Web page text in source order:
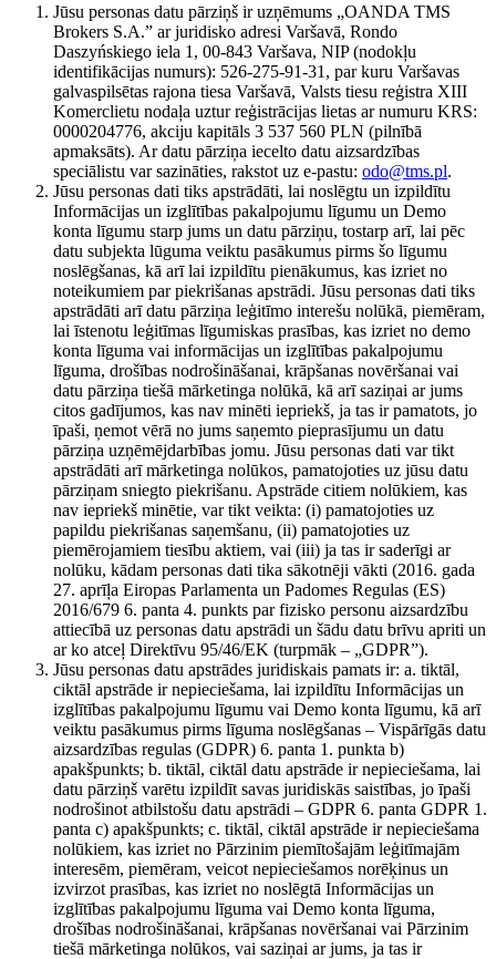
Jūsu personas datu pārziņš ir uzņēmums „OANDA TMS
Brokers S.A.” ar juridisko adresi Varšavā, Rondo
Daszyńskiego iela 1, 00-843 Varšava, NIP (nodokļu
identifikācijas numurs): 526-275-91-31, par kuru Varšavas
galvaspilsētas rajona tiesa Varšavā, Valsts tiesu reģistra XIII
Komerclietu nodaļa uztur reģistrācijas lietas ar numuru KRS:
0000204776, akciju kapitāls 3 537 560 PLN (pilnībā
apmaksāts). Ar datu pārziņa iecelto datu aizsardzības
speciālistu var sazināties, rakstot uz e-pastu: odo@tms.pl.
Jūsu personas dati tiks apstrādāti, lai noslēgtu un izpildītu
Informācijas un izglītības pakalpojumu līgumu un Demo
konta līgumu starp jums un datu pārziņu, tostarp arī, lai pēc
datu subjekta lūguma veiktu pasākumus pirms šo līgumu
noslēgšanas, kā arī lai izpildītu pienākumus, kas izriet no
noteikumiem par piekrišanas apstrādi. Jūsu personas dati tiks
apstrādāti arī datu pārziņa leģitīmo interešu nolūkā, piemēram,
lai īstenotu leģitīmas līgumiskas prasības, kas izriet no demo
konta līguma vai informācijas un izglītības pakalpojumu
līguma, drošības nodrošināšanai, krāpšanas novēršanai vai
datu pārziņa tiešā mārketinga nolūkā, kā arī saziņai ar jums
citos gadījumos, kas nav minēti iepriekš, ja tas ir pamatots, jo
īpaši, ņemot vērā no jums saņemto pieprasījumu un datu
pārziņa uzņēmējdarbības jomu. Jūsu personas dati var tikt
apstrādāti arī mārketinga nolūkos, pamatojoties uz jūsu datu
pārziņam sniegto piekrišanu. Apstrāde citiem nolūkiem, kas
nav iepriekš minētie, var tikt veikta: (i) pamatojoties uz
papildu piekrišanas saņemšanu, (ii) pamatojoties uz
piemērojamiem tiesību aktiem, vai (iii) ja tas ir saderīgi ar
nolūku, kādam personas dati tika sākotnēji vākti (2016. gada
27. aprīļa Eiropas Parlamenta un Padomes Regulas (ES)
2016/679 6. panta 4. punkts par fizisko personu aizsardzību
attiecībā uz personas datu apstrādi un šādu datu brīvu apriti un
ar ko atceļ Direktīvu 95/46/EK (turpmāk – „GDPR”).
Jūsu personas datu apstrādes juridiskais pamats ir: a. tiktāl,
ciktāl apstrāde ir nepieciešama, lai izpildītu Informācijas un
izglītības pakalpojumu līgumu vai Demo konta līgumu, kā arī
veiktu pasākumus pirms līguma noslēgšanas – Vispārīgās datu
aizsardzības regulas (GDPR) 6. panta 1. punkta b)
apakšpunkts; b. tiktāl, ciktāl datu apstrāde ir nepieciešama, lai
datu pārziņš varētu izpildīt savas juridiskās saistības, jo īpaši
nodrošinot atbilstošu datu apstrādi – GDPR 6. panta GDPR 1.
panta c) apakšpunkts; c. tiktāl, ciktāl apstrāde ir nepieciešama
nolūkiem, kas izriet no Pārzinim piemītošajām leģitīmajām
interesēm, piemēram, veicot nepieciešamos norēķinus un
izvirzot prasības, kas izriet no noslēgtā Informācijas un
izglītības pakalpojumu līguma vai Demo konta līguma,
drošības nodrošināšanai, krāpšanas novēršanai vai Pārzinim
tiešā mārketinga nolūkos, vai saziņai ar jums, ja tas ir